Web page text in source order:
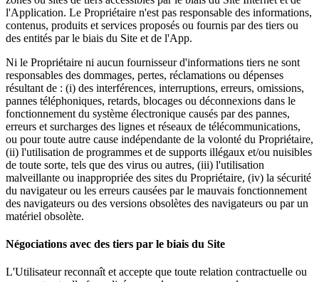
l'Application. Le Propriétaire n'est pas responsable des informations,
contenus, produits et services proposés ou fournis par des tiers ou
des entités par le biais du Site et de l'App.
Ni le Propriétaire ni aucun fournisseur d'informations tiers ne sont
responsables des dommages, pertes, réclamations ou dépenses
résultant de : (i) des interférences, interruptions, erreurs, omissions,
pannes téléphoniques, retards, blocages ou déconnexions dans le
fonctionnement du système électronique causés par des pannes,
erreurs et surcharges des lignes et réseaux de télécommunications,
ou pour toute autre cause indépendante de la volonté du Propriétaire,
(ii) l'utilisation de programmes et de supports illégaux et/ou nuisibles
de toute sorte, tels que des virus ou autres, (iii) l'utilisation
malveillante ou inappropriée des sites du Propriétaire, (iv) la sécurité
du navigateur ou les erreurs causées par le mauvais fonctionnement
des navigateurs ou des versions obsolètes des navigateurs ou par un
matériel obsolète.
Négociations avec des tiers par le biais du Site
L'Utilisateur reconnaît et accepte que toute relation contractuelle ou